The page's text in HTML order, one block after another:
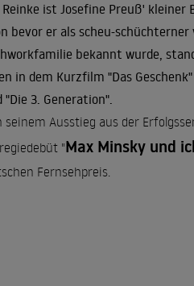
ist Josefine Preuß' kleiner
bevor er als scheu-
bekannt wurde,
in dem Kurzfilm "Das
"Die 3. Generation".
seinem Ausstieg aus der
"Max Minsky und
Fernsehpreis.